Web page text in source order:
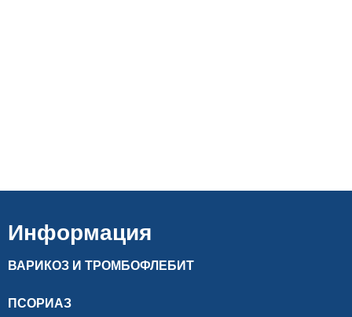
Информация
ВАРИКОЗ И ТРОМБОФЛЕБИТ
ПСОРИАЗ